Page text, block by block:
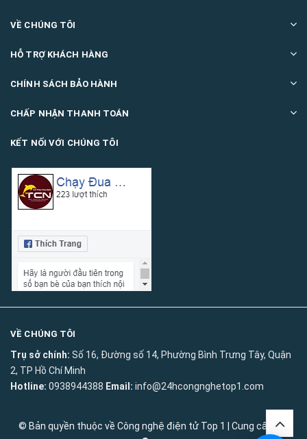
VỀ CHÚNG TÔI
HỖ TRỢ KHÁCH HÀNG
CHÍNH SÁCH BẢO HÀNH
CHẤP NHẬN THANH TOÁN
KẾT NỐI VỚI CHÚNG TÔI
VỀ CHÚNG TÔI
Trụ sở chính: Số 16, Đường số 14, Phường Bình Trưng Tây, Quận
2, TP Hồ Chí Minh
Hotline: 0938944388 Email: info@24hcongnghetop1.com
© Bản quyền thuộc về Công nghệ điện tử Top 1
Cung cấp bởi